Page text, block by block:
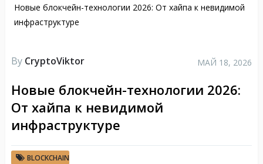
Новые блокчейн-технологии 2026: От хайпа к невидимой
инфраструктуре
By CryptoViktor МАЙ 18, 2026
Новые блокчейн-технологии 2026:
От хайпа к невидимой
инфраструктуре
BLOCKCHAIN